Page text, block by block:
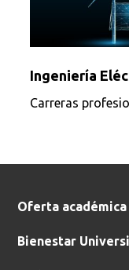
Ingeniería
Carreras
Oferta académica
Bienestar